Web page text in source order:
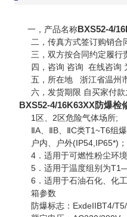
一，产品名称BXS52-4/
二，传真方式签订购销合
三，双方按合同约定履行
四，咨询 咨询 在线咨询
五，所在地 浙江省温州
六，发货期限 自买家付款
BXS52-4/16K63XX防爆检
1区、2区危险气体场所;
ⅡA、ⅡB、ⅡC类T1~T6组爆
户内、户外(IP54,IP65*)；
4．适用于可燃性粉尘环境
5．适用于温度组别为
6．适用于石油石化、化工
箱参数
防爆标志：ExdeIIBT4/T5/